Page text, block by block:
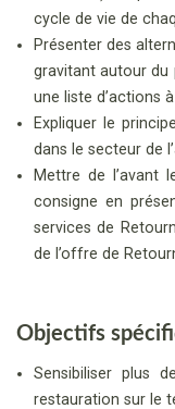
cycle de vie de
Présenter des
gravitant autour du
une liste d’actions
Expliquer le
dans le secteur de
Mettre de l’avant
consigne en
services de
de l’offre de
Objectifs
Sensibiliser plus
restauration sur le